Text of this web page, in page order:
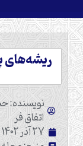
ریشه‌های
نویسنده:
اتفاق فر
27 آذر 1402